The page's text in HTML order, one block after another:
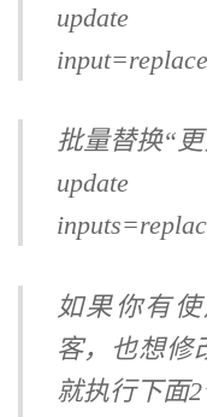
批量替换“
如果你有
客，也想修
就执行下面2